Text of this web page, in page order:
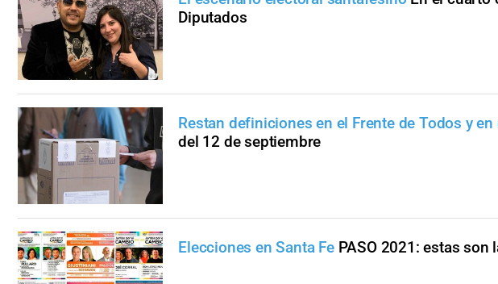
Diputados
Restan definiciones en el Frente de Todos y en
del 12 de septiembre
Elecciones en Santa Fe PASO 2021: estas